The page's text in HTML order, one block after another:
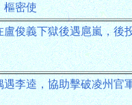
樞密使
盧俊義下獄後遇扈嵐，後
遇李逵，協助擊破凌州官